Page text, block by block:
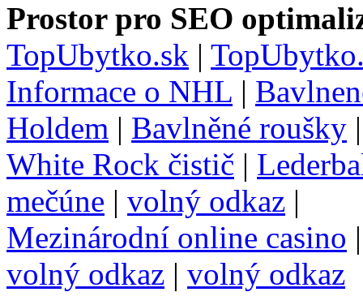
Prostor pro SEO
TopUbytko.sk |
Informace o NHL |
Holdem | Bavlněné roušky
White Rock čistič |
mečúne | volný odkaz |
Mezinárodní online casino
volný odkaz | volný odkaz